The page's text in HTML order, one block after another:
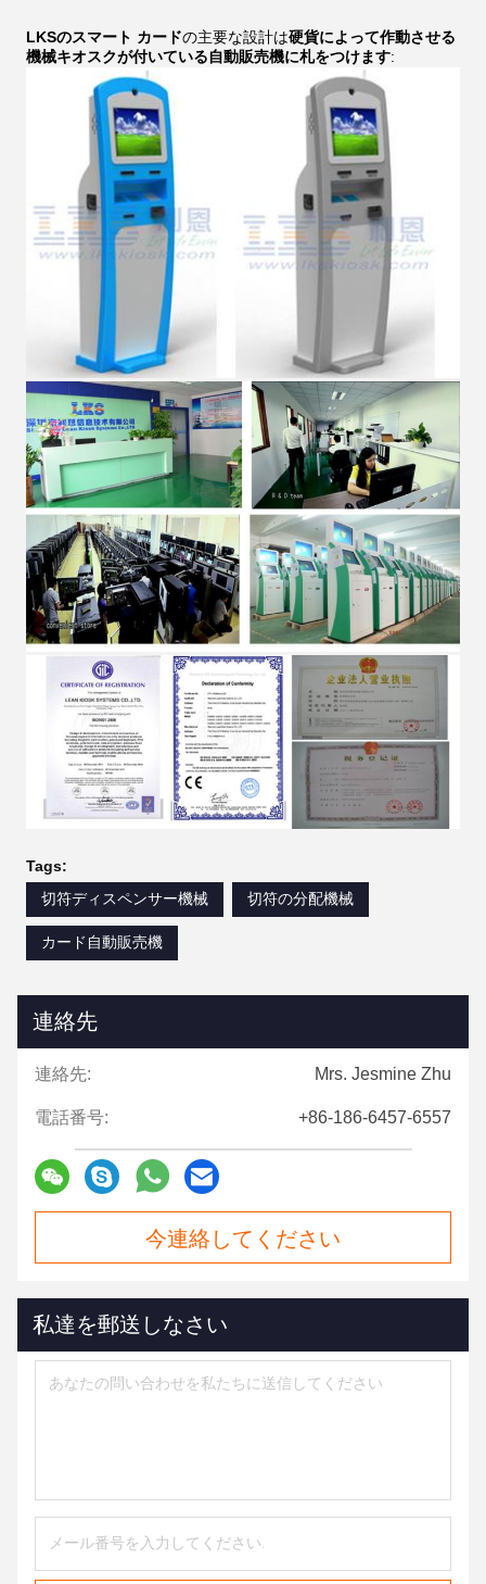
LKSのスマート カードの主要な設計は硬貨によって作動させる
機械キオスクが付いている自動販売機に札をつけます:
Tags:
切符ディスペンサー機械
切符の分配機械
カード自動販売機
連絡先
連絡先: Mrs. Jesmine Zhu
電話番号: +86-186-6457-6557
今連絡してください
私達を郵送しなさい